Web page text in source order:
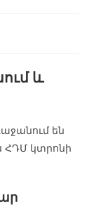
և
են
ՀԴՄ կտրոնի